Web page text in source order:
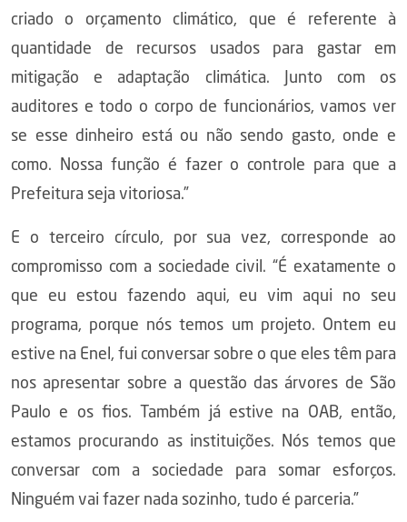
criado o orçamento climático, que é referente à
quantidade de recursos usados para gastar em
mitigação e adaptação climática. Junto com os
auditores e todo o corpo de funcionários, vamos ver
se esse dinheiro está ou não sendo gasto, onde e
como. Nossa função é fazer o controle para que a
Prefeitura seja vitoriosa.”
E o terceiro círculo, por sua vez, corresponde ao
compromisso com a sociedade civil. “É exatamente o
que eu estou fazendo aqui, eu vim aqui no seu
programa, porque nós temos um projeto. Ontem eu
estive na Enel, fui conversar sobre o que eles têm para
nos apresentar sobre a questão das árvores de São
Paulo e os fios. Também já estive na OAB, então,
estamos procurando as instituições. Nós temos que
conversar com a sociedade para somar esforços.
Ninguém vai fazer nada sozinho, tudo é parceria.”